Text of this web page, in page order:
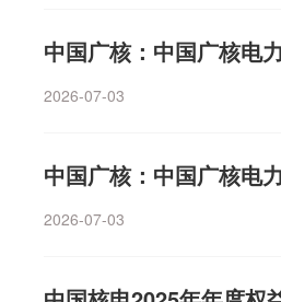
年，核电装机约1.1亿千瓦。
汉仪股份、米奥会展、通达
发”新学科，首期班报名已完
中国广核：中国广核电
2026-07-03
中国广核：中国广核电
2026-07-03